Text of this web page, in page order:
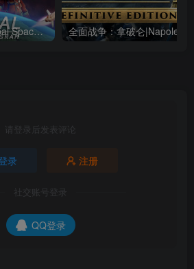
坎巴拉太空计划|Kerbal Space Program|1.12.5.3190|整合全DLC
请登录后发表评论
录 注册
社交账号登录
QQ登录